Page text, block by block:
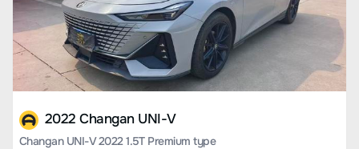
2022 Changan UNI-V
Changan UNI-V 2022 1.5T Premium type